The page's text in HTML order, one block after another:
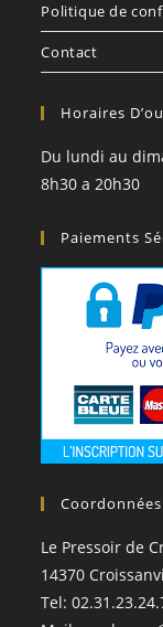
Politique de
Contact
Horaires
Du lundi au
8h30 a 20h30
Paiements
Coordonnées
Le Pressoir de
14370
Tel: